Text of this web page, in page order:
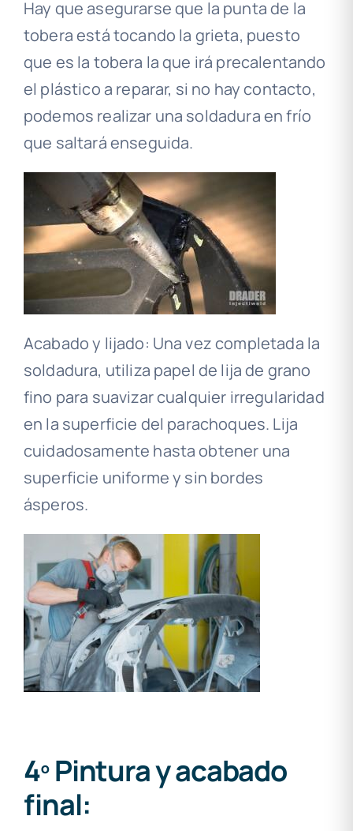
Hay que asegurarse que la punta de la
tobera está tocando la grieta, puesto
que es la tobera la que irá precalentando
el plástico a reparar, si no hay contacto,
podemos realizar una soldadura en frío
que saltará enseguida.
Acabado y lijado: Una vez completada la
soldadura, utiliza papel de lija de grano
fino para suavizar cualquier irregularidad
en la superficie del parachoques. Lija
cuidadosamente hasta obtener una
superficie uniforme y sin bordes
ásperos.
4º Pintura y acabado
final: